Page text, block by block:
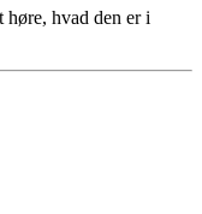
høre, hvad den er i